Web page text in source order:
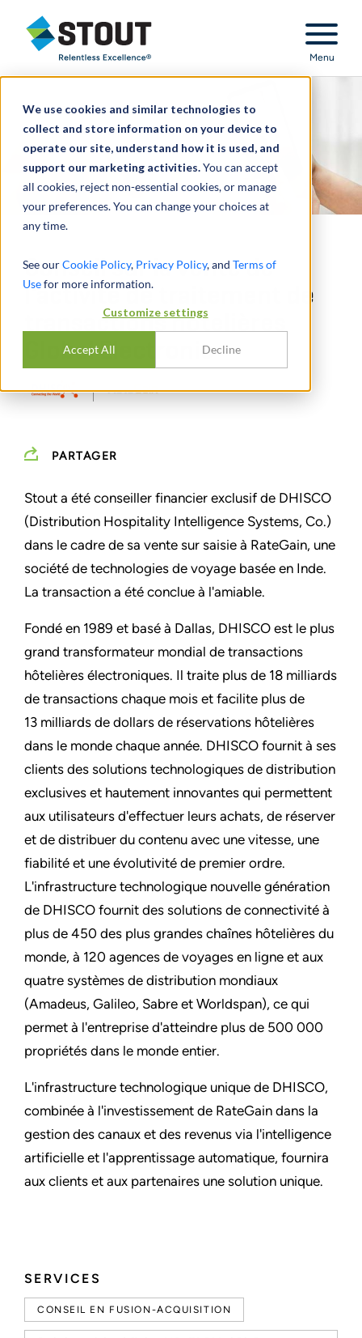
We use cookies and similar technologies to
collect and store information on your device to
operate our site, understand how it is used, and
support our marketing activities.You can accept
all cookies, reject non-essential cookies, or manage
your preferences. You can change your choices at
any time.
See ourCookie Policy, Privacy Policy, and Terms of
Usefor more information.
Customize settings
Accept All Decline
Stout Relentless Excellence
Menu
SERVICES
CONSEIL EN FUSION-ACQUISITION
Conseil sur la vente de
l'activité de traitement de
transactions hôtelières
Global Electronic
PARTAGER
Stout a été conseiller financier exclusif de DHISCO
(Distribution Hospitality Intelligence Systems, Co.)
dans le cadre de sa vente sur saisie à RateGain, une
société de technologies de voyage basée en Inde.
La transaction a été conclue à l'amiable.
Fondé en 1989 et basé à Dallas, DHISCO est le plus
grand transformateur mondial de transactions
hôtelières électroniques. Il traite plus de 18 milliards
de transactions chaque mois et facilite plus de
13 milliards de dollars de réservations hôtelières
dans le monde chaque année. DHISCO fournit à ses
clients des solutions technologiques de distribution
exclusives et hautement innovantes qui permettent
aux utilisateurs d'effectuer leurs achats, de réserver
et de distribuer du contenu avec une vitesse, une
fiabilité et une évolutivité de premier ordre.
L'infrastructure technologique nouvelle génération
de DHISCO fournit des solutions de connectivité à
plus de 450 des plus grandes chaînes hôtelières du
monde, à 120 agences de voyages en ligne et aux
quatre systèmes de distribution mondiaux
(Amadeus, Galileo, Sabre et Worldspan), ce qui
permet à l'entreprise d'atteindre plus de 500 000
propriétés dans le monde entier.
L'infrastructure technologique unique de DHISCO,
combinée à l'investissement de RateGain dans la
gestion des canaux et des revenus via l'intelligence
artificielle et l'apprentissage automatique, fournira
aux clients et aux partenaires une solution unique.